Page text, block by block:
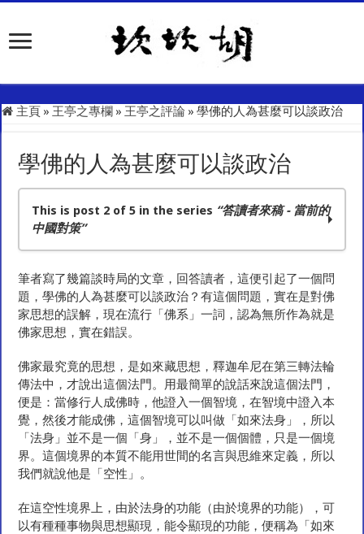
主頁 » 王亭之專欄 » 王亭之評論 » 學佛的人為甚麼可以談政治
學佛的人為甚麼可以談政治
This is post 2 of 5 in the series “答讀者來稿 - 當前的
中國對策”
中國有危便有機
學佛的人為甚麼可以談政治
答上海讀者李君的反應
談上師再答廖平原 – 中國應該這樣做
談上師答文 – 中國不妨這樣做
筆者寫了幾篇談時局的文章，回答讀者，這便引起了一個問
題，學佛的人為甚麼可以談政治？有這個問題，實在是對佛
家思想的誤解，現在流行「佛系」一詞，認為無所作為就是
佛家思想，實在錯誤。
佛家最究竟的思想，是如來藏思想，釋迦牟尼在第三轉法輪
傳法中，才說出這個法門。用最簡單的說話來說這個法門，
便是：當修行人成佛時，他證入一個智境，在智境中證入本
覺，然後才能成佛，這個智境可以叫做「如來法身」，所以
「法身」並不是一個「身」，並不是一個個體，只是一個境
界。這個境界的本質不能用世間的名言與思維來定義，所以
我們就說他是「空性」。
在這空性境界上，由於法身的功能（由於境界的功能），可
以有種種事物與思想顯現，能令顯現的功能，便稱為「如來